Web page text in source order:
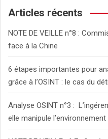
c
Articles récents
NOTE DE VEILLE n°8 :
face à la Chine
6 étapes importantes pour
grâce à l’OSINT : le cas du
Analyse OSINT n°3 :
elle manipule